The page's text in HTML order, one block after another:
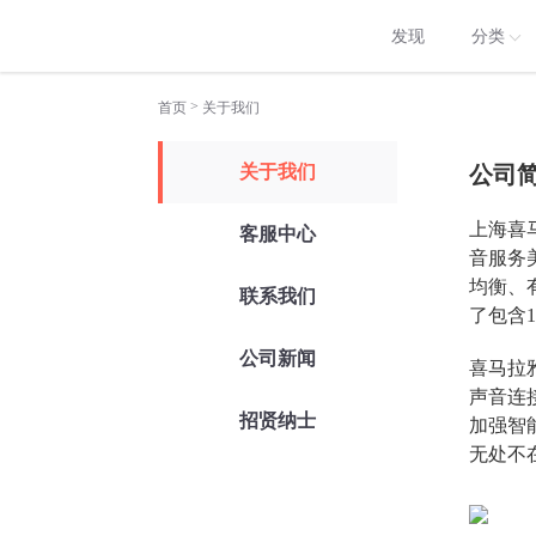
发现 分类
首页 > 关于我们
关于我们
客服中心
联系我们
公司新闻
招贤纳士
公司
上海
音服务
均衡、
了包含
喜马拉
声音连
加强智
无处不